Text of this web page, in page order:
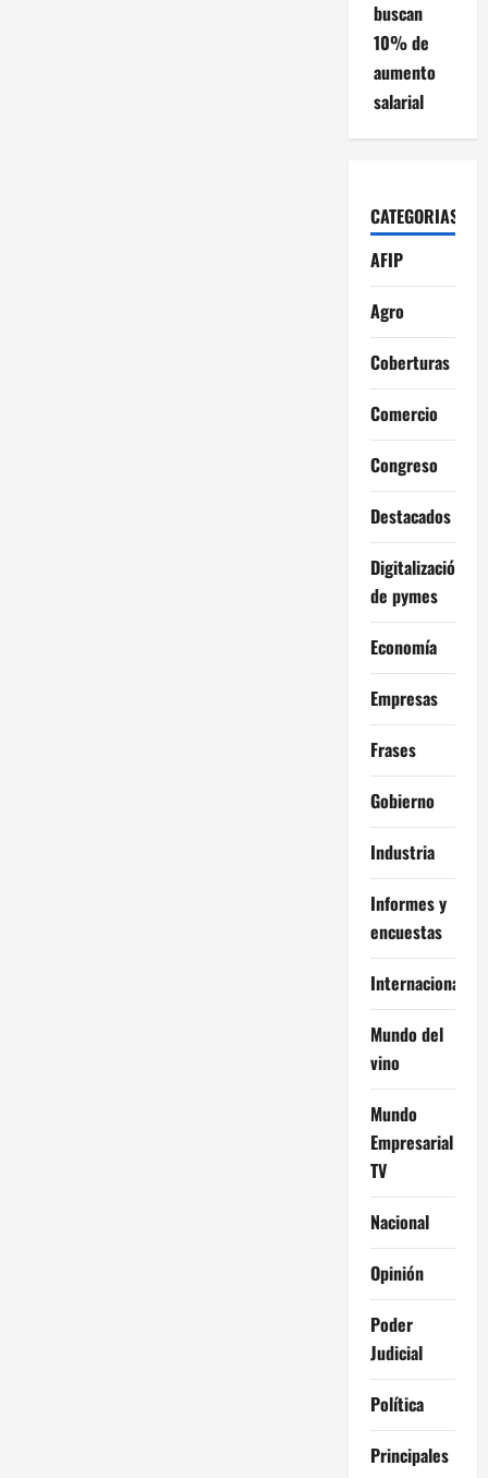
buscan
10% de
aumento
salarial
CATEGORIAS
AFIP
Agro
Coberturas
Comercio
Congreso
Destacados
Digitalización
de pymes
Economía
Empresas
Frases
Gobierno
Industria
Informes y
encuestas
Internacional
Mundo del
vino
Mundo
Empresarial
TV
Nacional
Opinión
Poder
Judicial
Política
Principales